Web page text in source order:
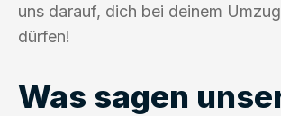
uns darauf, dich bei deinem
dürfen!
Was sagen